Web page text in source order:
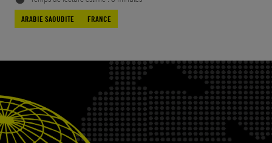
ARABIE SAOUDITE
FRANCE